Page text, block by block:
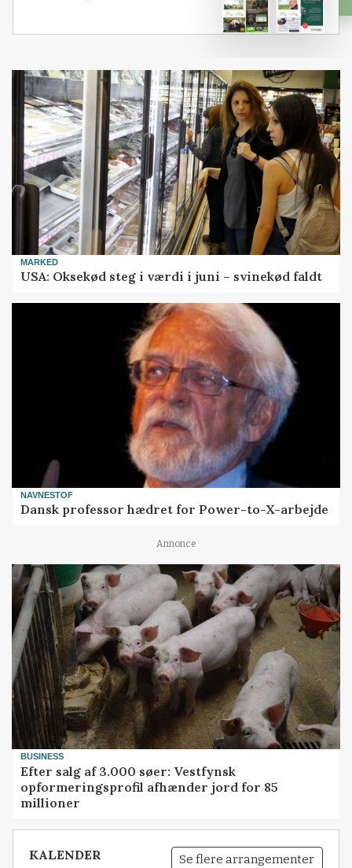
MARKED
USA: Oksekød steg i værdi i juni – svinekød faldt
NAVNESTOF
Dansk professor hædret for Power-to-X-arbejde
Annonce
BUSINESS
Efter salg af 3.000 søer: Vestfynsk
opformeringsprofil afhænder jord for 85
millioner
KALENDER Se flere arrangementer